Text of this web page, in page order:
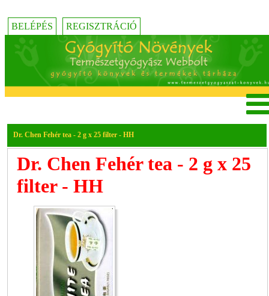
BELÉPÉS REGISZTRÁCIÓ
Dr. Chen Fehér tea - 2 g x 25 filter - HH
Dr. Chen Fehér tea - 2 g x 25
filter - HH